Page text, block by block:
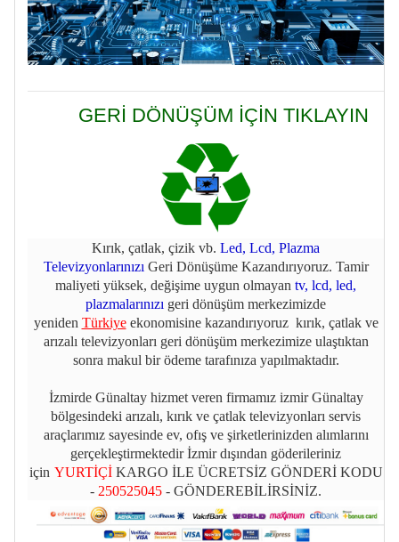
GERİ DÖNÜŞÜM İÇİN TIKLAYIN
Kırık, çatlak, çizik vb. Led, Lcd, Plazma
Televizyonlarınızı Geri Dönüşüme Kazandırıyoruz. Tamir
maliyeti yüksek, değişime uygun olmayan tv, lcd, led,
plazmalarınızı geri dönüşüm merkezimizde
yeniden Türkiyeekonomisine kazandırıyoruz kırık, çatlak ve
arızalı televizyonları geri dönüşüm merkezimize ulaştıktan
sonra makul bir ödeme tarafınıza yapılmaktadır.
İzmirde Günaltay hizmet veren firmamız izmir Günaltay
bölgesindeki arızalı, kırık ve çatlak televizyonları servis
araçlarımız sayesinde ev, ofış ve şirketlerinizden alımlarını
gerçekleştirmektedir İzmir dışından göderileriniz
için YURTİÇİ KARGO İLE ÜCRETSİZ GÖNDERİ KODU
- 250525045 - GÖNDEREBİLİRSİNİZ.